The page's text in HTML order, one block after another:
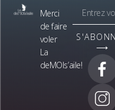
Merci
de faire
voler
La
deMOIs’aile!
⟶